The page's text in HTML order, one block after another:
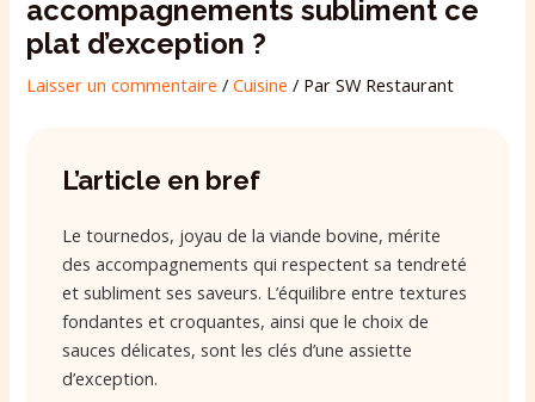
accompagnements subliment ce
plat d’exception ?
Laisser un commentaire /Cuisine / ParSW Restaurant
L’article en bref
Le tournedos, joyau de la viande bovine, mérite
des accompagnements qui respectent sa tendreté
et subliment ses saveurs. L’équilibre entre textures
fondantes et croquantes, ainsi que le choix de
sauces délicates, sont les clés d’une assiette
d’exception.